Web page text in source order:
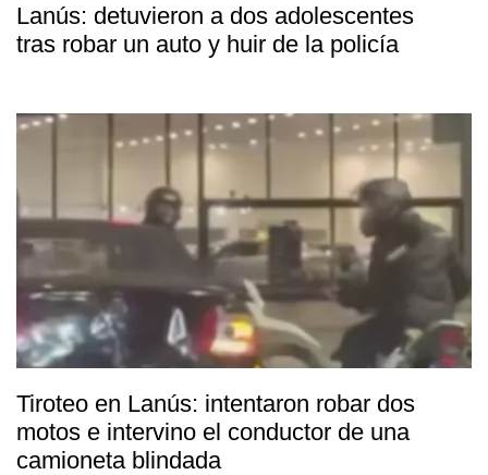
Lanús: detuvieron a dos adolescentes
tras robar un auto y huir de la policía
Tiroteo en Lanús: intentaron robar dos
motos e intervino el conductor de una
camioneta blindada